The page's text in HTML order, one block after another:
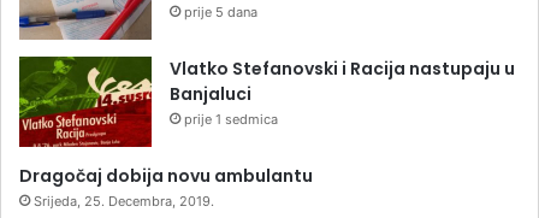
prije 5 dana
Vlatko Stefanovski i Racija nastupaju u
Banjaluci
prije 1 sedmica
Dragočaj dobija novu ambulantu
Srijeda, 25. Decembra, 2019.